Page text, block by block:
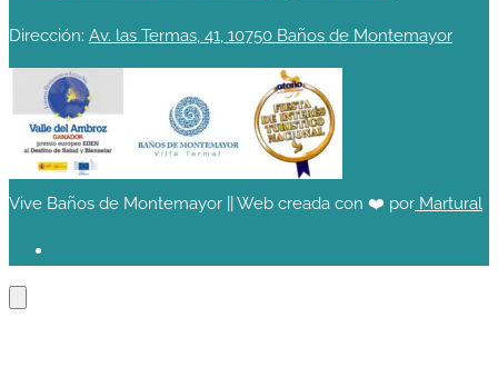
Dirección: Av. las Termas, 41, 10750 Baños de Montemayor
Vive Baños de Montemayor || Web creada con ❤️ por Martural